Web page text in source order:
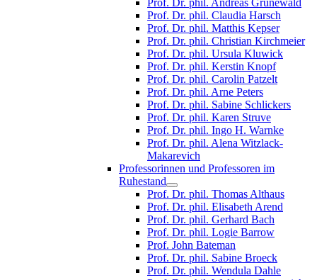
Prof. Dr. phil. Claudia Harsch
Prof. Dr. phil. Matthis Kepser
Prof. Dr. phil. Christian Kirchmeier
Prof. Dr. phil. Ursula Kluwick
Prof. Dr. phil. Kerstin Knopf
Prof. Dr. phil. Carolin Patzelt
Prof. Dr. phil. Arne Peters
Prof. Dr. phil. Sabine Schlickers
Prof. Dr. phil. Karen Struve
Prof. Dr. phil. Ingo H. Warnke
Prof. Dr. phil. Alena Witzlack-
Makarevich
Professorinnen und Professoren im
Ruhestand
Prof. Dr. phil. Thomas Althaus
Prof. Dr. phil. Elisabeth Arend
Prof. Dr. phil. Gerhard Bach
Prof. Dr. phil. Logie Barrow
Prof. John Bateman
Prof. Dr. phil. Sabine Broeck
Prof. Dr. phil. Wendula Dahle